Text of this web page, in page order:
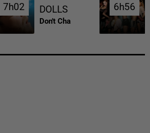
7h02
7h02
DOLLS
Don't Cha
6h56
6h56